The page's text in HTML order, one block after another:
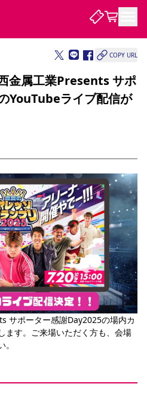
歴代所属選手
価格・席種 購入方法
ート 福祉サービス 団体チケット
リセールサービス
ービス グルメ マッチデープログラム
ポーター観戦ガイド 公式アプリ
求人情報
大阪VISAカード サポートスタッフ
応援商店街
のゴール インパクトレポート
LEAGUES 取り組み実績
Program 招待券引換方法
先行入場
姻届・出生届・命名書
ト イベント ファンクラブ
ーツクラブ メディア 30周年
COPY URL
金属工業Presents サポ
YouTubeライブ配信が
サポーター感謝Day2025の場内カ
ます。ご来場いただく方も、会場